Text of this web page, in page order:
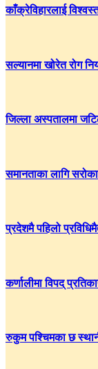
काँक्रेविहारलाई
सल्यानमा खोरेत रोग
जिल्ला अस्पतालमा
समानताका लागि
प्रदेशमै पहिलो
कर्णालीमा विपद्
रुकुम पश्चिमका छ